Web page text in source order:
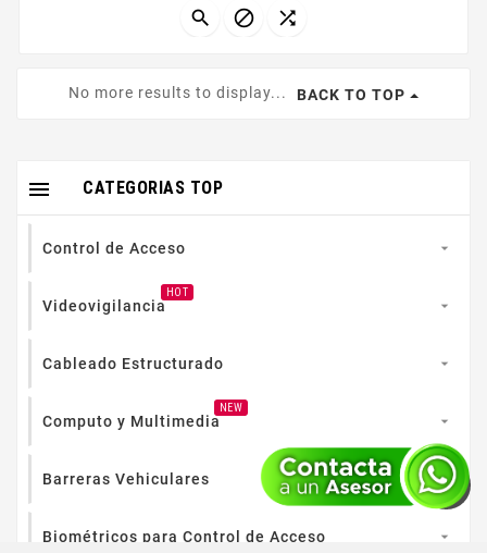
angulo de apertura 1145ordm...
  
No more results to display... BACK TO TOP
CATEGORIAS TOP

Control de Acceso 
Videovigilancia
HOT

Cableado Estructurado 
Computo y Multimedia
NEW

Barreras Vehiculares
Biométricos para Control de Acceso 